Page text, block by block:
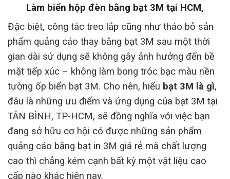
Làm biển hộp đèn bằng bạt 3M tại HCM,
Đặc biệt, công tác treo lắp cũng như tháo bỏ sản
phẩm quảng cáo thay bằng bạt 3M sau một thời
gian dài sử dụng sẽ không gây ảnh hưởng đến bề
mặt tiếp xúc – không làm bong tróc bạc màu nền
tường ốp biển bạt 3M. Cho nên, hiểu bạt 3M là gì,
đâu là những ưu điểm và ứng dụng của bạt 3M tại
TÂN BÌNH, TP-HCM, sẽ đồng nghĩa với việc bạn
đang sở hữu cơ hội có được những sản phẩm
quảng cáo bằng bạt in 3M giá rẻ mà chất lượng
cao thì chẳng kém cạnh bất kỳ một vật liệu cao
cấp nào khác hiện nay.